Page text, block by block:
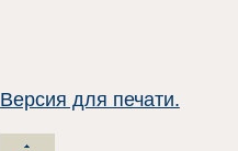
Версия для печати.